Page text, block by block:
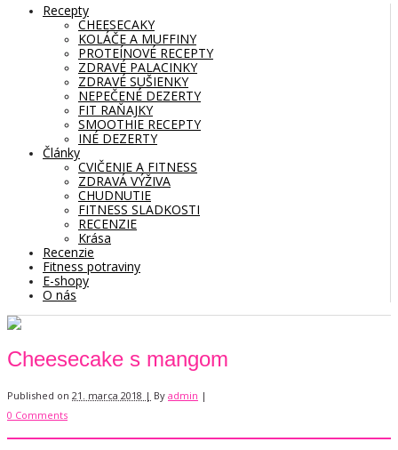
Recepty
CHEESECAKY
KOLÁČE A MUFFINY
PROTEÍNOVÉ RECEPTY
ZDRAVÉ PALACINKY
ZDRAVÉ SUŠIENKY
NEPEČENÉ DEZERTY
FIT RAŇAJKY
SMOOTHIE RECEPTY
INÉ DEZERTY
Články
CVIČENIE A FITNESS
ZDRAVÁ VÝŽIVA
CHUDNUTIE
FITNESS SLADKOSTI
RECENZIE
Krása
Recenzie
Fitness potraviny
E-shopy
O nás
Cheesecake s mangom
Published on 21. marca 2018 | By admin |
0 Comments